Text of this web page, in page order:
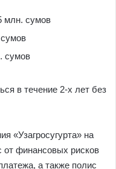
млн. сумов
сумов
в течение 2-х лет без
«Узагросугурта» на
от финансовых рисков
а также полис